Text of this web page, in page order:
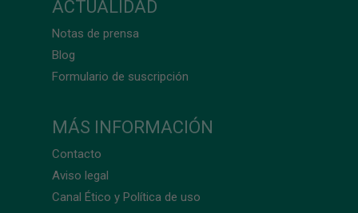
ACTUALIDAD
Notas de prensa
Blog
Formulario de suscripción
MÁS INFORMACIÓN
Contacto
Aviso legal
Canal Ético y Política de uso